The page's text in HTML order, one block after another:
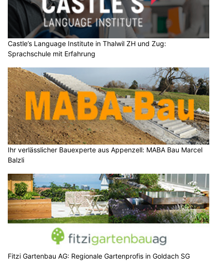
Castle’s Language Institute in Thalwil ZH und Zug:
Sprachschule mit Erfahrung
Ihr verlässlicher Bauexperte aus Appenzell: MABA Bau Marcel
Balzli
Fitzi Gartenbau AG: Regionale Gartenprofis in Goldach SG